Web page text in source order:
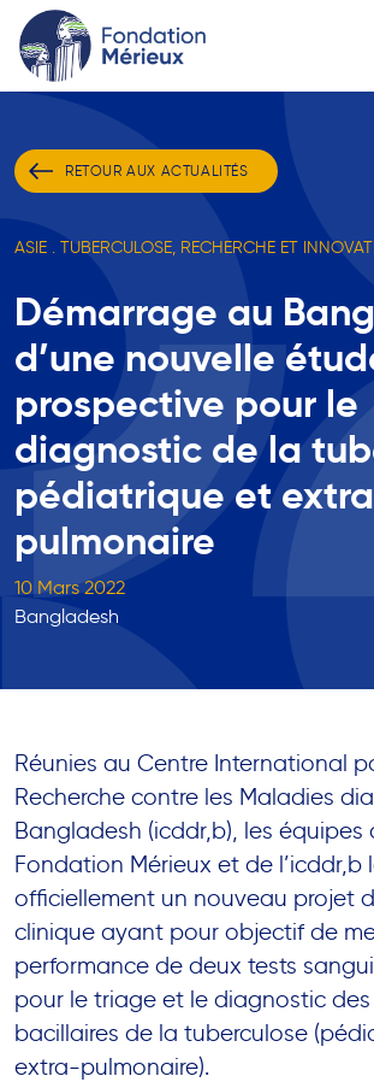
RETOUR AUX ACTUALITÉS
ASIE . TUBERCULOSE, RECHERCHE ET
Démarrage au
d’une nouvelle
prospective pour le
diagnostic de la
pédiatrique et
pulmonaire
10 Mars 2022
Bangladesh
Réunies au Centre International
Recherche contre les Maladies
Bangladesh (icddr,b), les équipes
Fondation Mérieux et de l’icddr,b
officiellement un nouveau projet
clinique ayant pour objectif de
performance de deux tests
pour le triage et le diagnostic
bacillaires de la tuberculose
extra-pulmonaire).